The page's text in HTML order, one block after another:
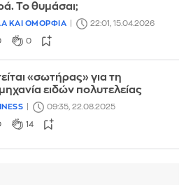
Το θυμάσαι;
ΚΑΙ ΟΜΟΡΦΙΑ 22:01, 15.04.2026
0
«σωτήρας» για τη
ειδών πολυτελείας
09:35, 22.08.2025
14